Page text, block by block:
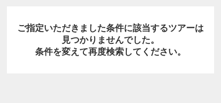
ご指定いただきました条件に該当するツアーは
見つかりませんでした。
条件を変えて再度検索してください。